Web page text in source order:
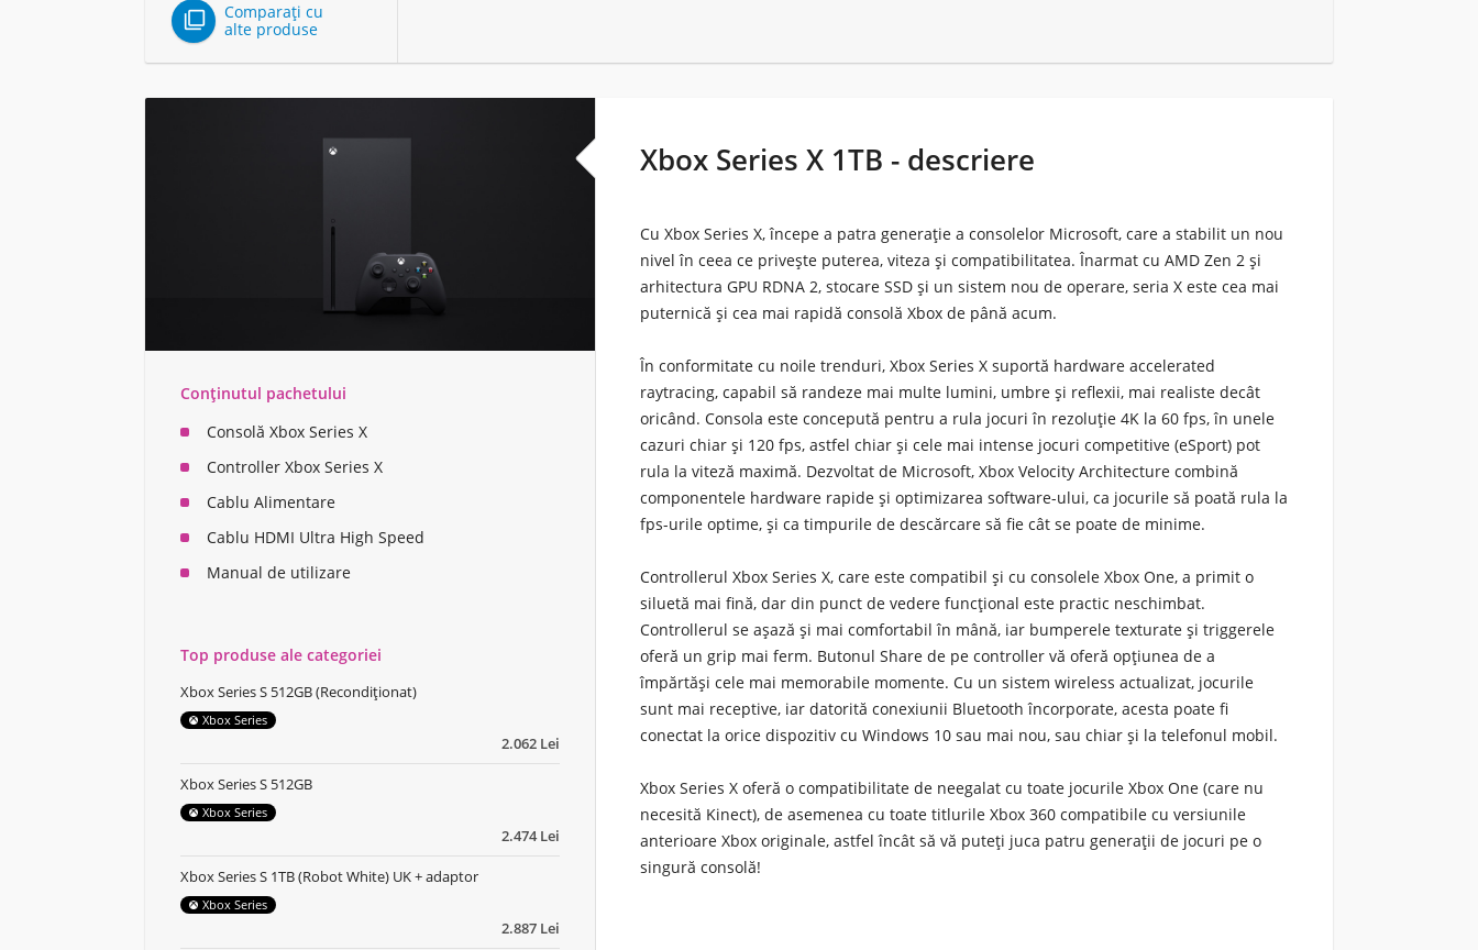

Comparați cu
alte produse
Xbox Series X 1TB - descriere
Cu Xbox Series X, începe a patra generație a consolelor Microsoft, care a stabilit un nou
nivel în ceea ce privește puterea, viteza și compatibilitatea. Înarmat cu AMD Zen 2 și
arhitectura GPU RDNA 2, stocare SSD și un sistem nou de operare, seria X este cea mai
puternică și cea mai rapidă consolă Xbox de până acum.
În conformitate cu noile trenduri, Xbox Series X suportă hardware accelerated
raytracing, capabil să randeze mai multe lumini, umbre și reflexii, mai realiste decât
oricând. Consola este concepută pentru a rula jocuri în rezoluție 4K la 60 fps, în unele
cazuri chiar și 120 fps, astfel chiar și cele mai intense jocuri competitive (eSport) pot
rula la viteză maximă. Dezvoltat de Microsoft, Xbox Velocity Architecture combină
componentele hardware rapide și optimizarea software-ului, ca jocurile să poată rula la
fps-urile optime, și ca timpurile de descărcare să fie cât se poate de minime.
Controllerul Xbox Series X, care este compatibil și cu consolele Xbox One, a primit o
siluetă mai fină, dar din punct de vedere funcțional este practic neschimbat.
Controllerul se așază și mai comfortabil în mână, iar bumperele texturate și triggerele
oferă un grip mai ferm. Butonul Share de pe controller vă oferă opțiunea de a
împărtăși cele mai memorabile momente. Cu un sistem wireless actualizat, jocurile
sunt mai receptive, iar datorită conexiunii Bluetooth încorporate, acesta poate fi
conectat la orice dispozitiv cu Windows 10 sau mai nou, sau chiar și la telefonul mobil.
Xbox Series X oferă o compatibilitate de neegalat cu toate jocurile Xbox One (care nu
necesită Kinect), de asemenea cu toate titlurile Xbox 360 compatibile cu versiunile
anterioare Xbox originale, astfel încât să vă puteți juca patru generații de jocuri pe o
singură consolă!
Conținutul pachetului
Consolă Xbox Series X
Controller Xbox Series X
Cablu Alimentare
Cablu HDMI Ultra High Speed
Manual de utilizare
Top produse ale categoriei
2.062 Lei
Xbox Series S 512GB (Recondiționat)
Xbox Series
2.474 Lei
Xbox Series S 512GB
Xbox Series
2.887 Lei
Xbox Series S 1TB (Robot White) UK + adaptor
Xbox Series